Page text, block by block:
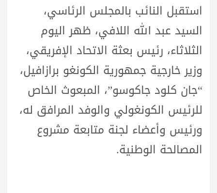
استقبل النائب بالمجلس الرئاسي،
السيد عبد الله اللافي، ظهر اليوم
الثلاثاء، رئيس بعثة الاتحاد الإفريقي،
وزير خارجية جمهورية الكونغو برازافيل،
“جان كلود جاكوسو”، المبعوث الخاص
للرئيس الكونغولي والوفد المرافق له،
ورئيس وأعضاء لجنة متابعة مشروع
المصالحة الوطنية.